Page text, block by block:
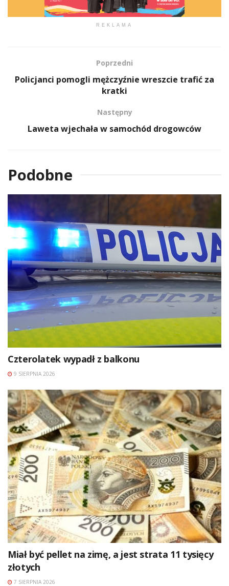
REKLAMA
Poprzedni
Policjanci pomogli mężczyźnie wreszcie trafić za
kratki
Następny
Laweta wjechała w samochód drogowców
Podobne
Czterolatek wypadł z balkonu
9 SIERPNIA 2026
Miał być pellet na zimę, a jest strata 11 tysięcy
złotych
7 SIERPNIA 2026